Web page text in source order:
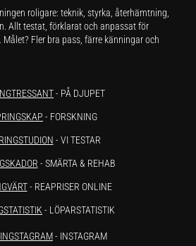
roligare: teknik, styrka, återhämtning,
Allt testat, förklarat och anpassat för
Fler bra pass, färre känningar och
- PÅ DJUPET
- FORSKNING
- VI TESTAR
- SMÄRTA & REHAB
- REAPRISER ONLINE
- LÖPARSTATISTIK
- INSTAGRAM